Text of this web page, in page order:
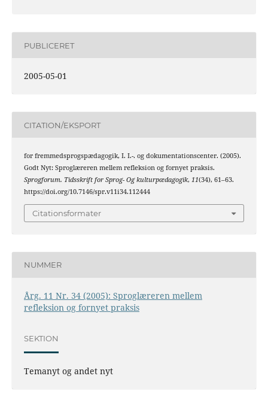
PUBLICERET
2005-05-01
CITATION/EKSPORT
for fremmedsprogspædagogik, I. I.-. og dokumentationscenter. (2005).
Godt Nyt: Sproglæreren mellem refleksion og fornyet praksis.
Sprogforum. Tidsskrift for Sprog- Og kulturpædagogik, 11(34), 61–63.
https://doi.org/10.7146/spr.v11i34.112444
Citationsformater
NUMMER
Årg. 11 Nr. 34 (2005): Sproglæreren mellem
refleksion og fornyet praksis
SEKTION
Temanyt og andet nyt